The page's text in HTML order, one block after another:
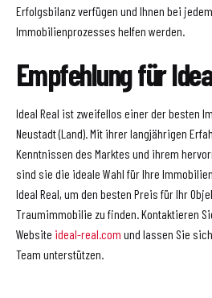
Erfolgsbilanz verfügen und Ihnen bei
Immobilienprozesses helfen werden.
Empfehlung für
Ideal Real ist zweifellos einer der besten
Neustadt (Land). Mit ihrer langjährigen
Kenntnissen des Marktes und ihrem
sind sie die ideale Wahl für Ihre
Ideal Real, um den besten Preis für Ihr
Traumimmobilie zu finden. Kontaktieren
Website ideal-real.com und lassen Sie
Team unterstützen.